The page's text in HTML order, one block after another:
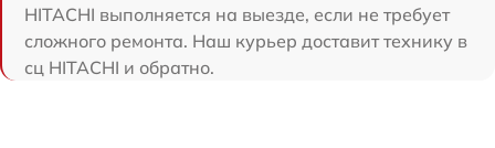
HITACHI выполняется на выезде, если не требует
сложного ремонта. Наш курьер доставит технику в
сц HITACHI и обратно.